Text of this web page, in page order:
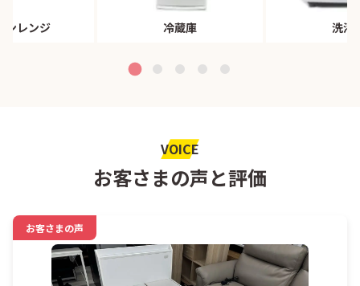
ンレンジ 冷蔵庫 洗濯
VOICE
お客さまの声と評価
お客さまの声